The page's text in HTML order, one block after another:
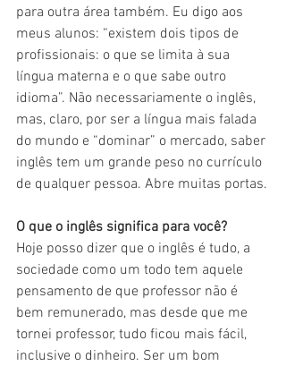
para outra área também. Eu digo aos
meus alunos: “existem dois tipos de
profissionais: o que se limita à sua
língua materna e o que sabe outro
idioma”. Não necessariamente o inglês,
mas, claro, por ser a língua mais falada
do mundo e “dominar” o mercado, saber
inglês tem um grande peso no currículo
de qualquer pessoa. Abre muitas portas.
O que o inglês significa para você?
Hoje posso dizer que o inglês é tudo, a
sociedade como um todo tem aquele
pensamento de que professor não é
bem remunerado, mas desde que me
tornei professor, tudo ficou mais fácil,
inclusive o dinheiro. Ser um bom